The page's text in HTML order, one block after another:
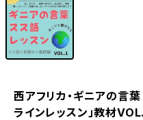
西アフリカ・ギニアの言
ラインレッスン」教材